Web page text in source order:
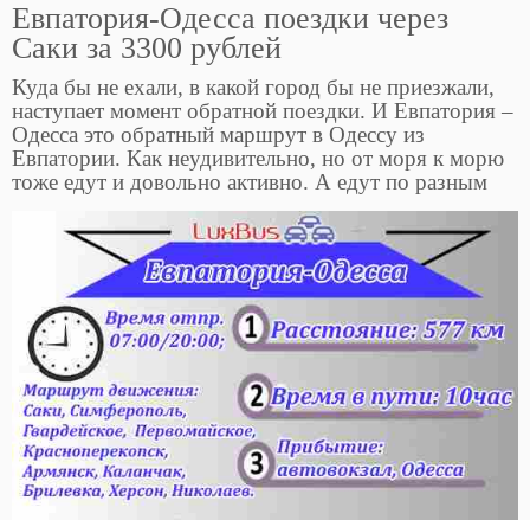
Евпатория-Одесса поездки через
Саки за 3300 рублей
Куда бы не ехали, в какой город бы не приезжали,
наступает момент обратной поездки. И Евпатория –
Одесса это обратный маршрут в Одессу из
Евпатории. Как неудивительно, но от моря к морю
тоже едут и довольно активно. А едут по разным